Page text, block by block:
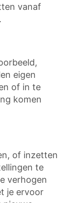
vanaf
eigen
of in te
komen
of inzetten
te
verhogen
je ervoor